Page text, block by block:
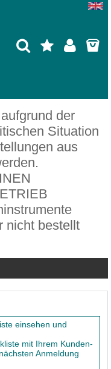
der
Situation
aus
nicht bestellt
einsehen und
mit Ihrem Kunden-
Anmeldung